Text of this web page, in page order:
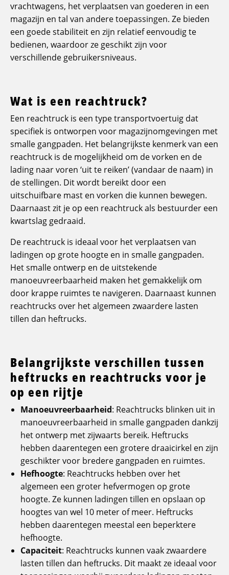
vrachtwagens, het verplaatsen van goederen in een
magazijn en tal van andere toepassingen. Ze bieden
een goede stabiliteit en zijn relatief eenvoudig te
bedienen, waardoor ze geschikt zijn voor
verschillende gebruikersniveaus.
Wat is een reachtruck?
Een reachtruck is een type transportvoertuig dat
specifiek is ontworpen voor magazijnomgevingen met
smalle gangpaden. Het belangrijkste kenmerk van een
reachtruck is de mogelijkheid om de vorken en de
lading naar voren ‘uit te reiken’ (vandaar de naam) in
de stellingen. Dit wordt bereikt door een
uitschuifbare mast en vorken die kunnen bewegen.
Daarnaast zit je op een reachtruck als bestuurder een
kwartslag gedraaid.
De reachtruck is ideaal voor het verplaatsen van
ladingen op grote hoogte en in smalle gangpaden.
Het smalle ontwerp en de uitstekende
manoeuvreerbaarheid maken het gemakkelijk om
door krappe ruimtes te navigeren. Daarnaast kunnen
reachtrucks over het algemeen zwaardere lasten
tillen dan heftrucks.
Belangrijkste verschillen tussen
heftrucks en reachtrucks voor je
op een rijtje
Manoeuvreerbaarheid: Reachtrucks blinken uit in
manoeuvreerbaarheid in smalle gangpaden dankzij
het ontwerp met zijwaarts bereik. Heftrucks
hebben daarentegen een grotere draaicirkel en zijn
geschikter voor bredere gangpaden en ruimtes.
Hefhoogte: Reachtrucks hebben over het
algemeen een groter hefvermogen op grote
hoogte. Ze kunnen ladingen tillen en opslaan op
hoogtes van wel 10 meter of meer. Heftrucks
hebben daarentegen meestal een beperktere
hefhoogte.
Capaciteit: Reachtrucks kunnen vaak zwaardere
lasten tillen dan heftrucks. Dit maakt ze ideaal voor